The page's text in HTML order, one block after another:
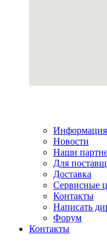
Новости
Наши
Для
Доставка
Сервисные
Контакты
Написать
Форум
Контакты